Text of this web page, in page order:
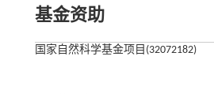
基金资助
国家自然科学基金项目(32072182)